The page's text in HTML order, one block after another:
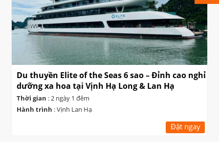
Du thuyền Elite of the Seas 6 sao – Đỉnh cao nghỉ
dưỡng xa hoa tại Vịnh Hạ Long & Lan Hạ
Thời gian : 2 ngày 1 đêm
Hành trình : Vịnh Lan Hạ
Đặt ngay